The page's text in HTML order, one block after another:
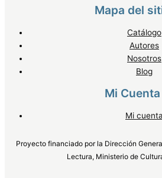
Mapa del
Catálogo
Autores
Nosotros
Blog
Mi Cuenta
Mi cuenta
Proyecto financiado por la Dirección
Lectura, Ministerio de